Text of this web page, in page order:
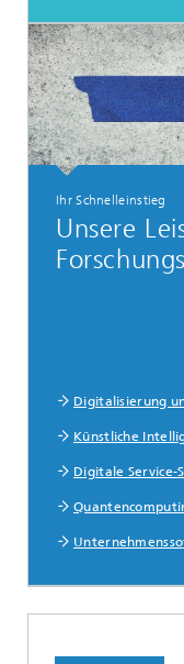
Ihr Schnelleinstieg
Unsere
Digitalisierung
Künstliche
Digitale